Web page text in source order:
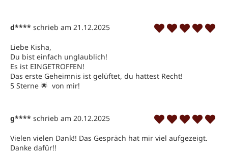
d**** schrieb am 21.12.2025
Liebe Kisha,
Du bist einfach unglaublich!
Es ist EINGETROFFEN!
Das erste Geheimnis ist gelüftet, du hattest Recht!
5 Sterne 🌟  von mir!
g**** schrieb am 20.12.2025
Vielen vielen Dank!! Das Gespräch hat mir viel aufgezeigt.
Danke dafür!!